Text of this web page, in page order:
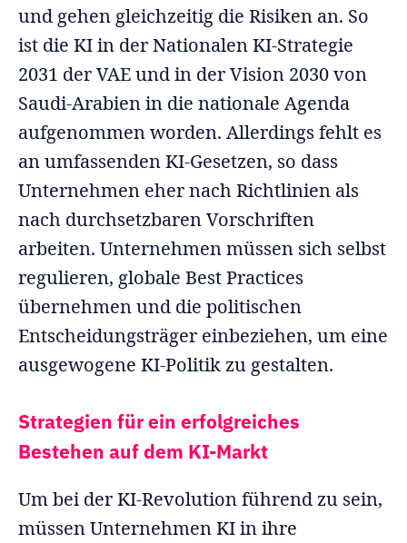
und gehen gleichzeitig die Risiken an. So
ist die KI in der Nationalen KI-Strategie
2031 der VAE und in der Vision 2030 von
Saudi-Arabien in die nationale Agenda
aufgenommen worden. Allerdings fehlt es
an umfassenden KI-Gesetzen, so dass
Unternehmen eher nach Richtlinien als
nach durchsetzbaren Vorschriften
arbeiten. Unternehmen müssen sich selbst
regulieren, globale Best Practices
übernehmen und die politischen
Entscheidungsträger einbeziehen, um eine
ausgewogene KI-Politik zu gestalten.
Strategien für ein erfolgreiches
Bestehen auf dem KI-Markt
Um bei der KI-Revolution führend zu sein,
müssen Unternehmen KI in ihre